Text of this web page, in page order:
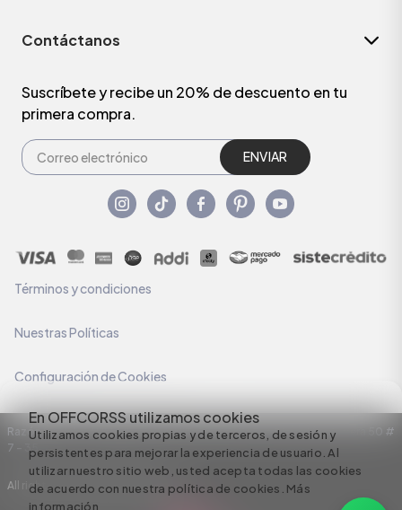
En OFFCORSS utilizamos cookies
Utilizamos cookies propias y de terceros, de sesión y
persistentes para mejorar la experiencia de usuario. Al
utilizar nuestro sitio web, usted acepta todas las cookies
de acuerdo con nuestra política de cookies. Más
información
Contáctanos
Suscríbete y recibe un 20% de descuento en tu
primera compra.
ENVIAR
Términos y condiciones
Nuestras Políticas
Configuración de Cookies
Razón Social: C.I HERMECO S.A. NIT: 890924167-6 Dirección: Carrera 50 #
7 – 35
All rights reserved empowered by